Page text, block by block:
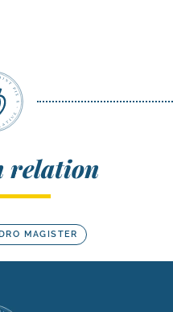
relation
MAGISTER